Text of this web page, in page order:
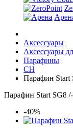
Аксессуары
Аксессуары
Парафины
CH
Парафин Start
Парафин Start SG8
-40%